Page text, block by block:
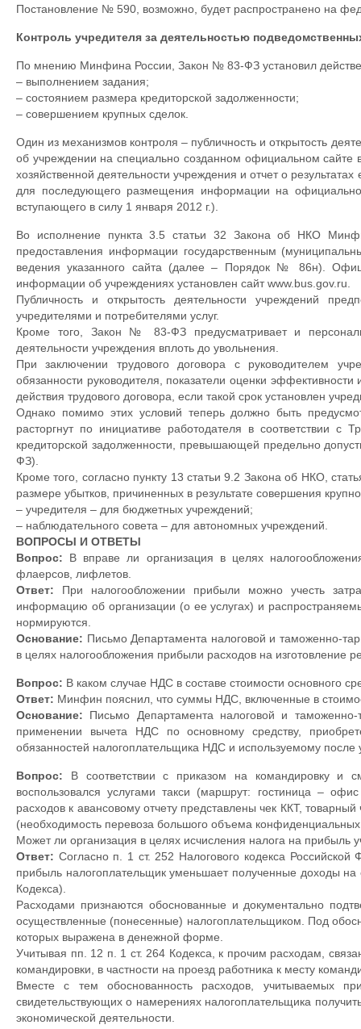
Постановление № 590, возможно, будет распространено на
Контроль учредителя за деятельностью
По мнению Минфина России, Закон № 83-ФЗ установил
– выполнением задания;
– состоянием размера кредиторской задолженности;
– совершением крупных сделок.
Один из механизмов контроля – публичность и открытость
об учреждении на специально созданном официальном
хозяйственной деятельности учреждения и отчет о
для последующего размещения информации на
вступающего в силу 1 января 2012 г.).
Во исполнение пункта 3.5 статьи 32 Закона об НКО
предоставления информации государственным
ведения указанного сайта (далее – Порядок № 86н).
информации об учреждениях установлен сайт www.bus.gov.ru.
Публичность и открытость деятельности учреждений
учредителями и потребителями услуг.
Кроме того, Закон № 83-ФЗ предусматривает и
деятельности учреждения вплоть до увольнения.
При заключении трудового договора с руководителем
обязанности руководителя, показатели оценки эффективности
действия трудового договора, если такой срок установлен
Однако помимо этих условий теперь должно быть
расторгнут по инициативе работодателя в соответствии
кредиторской задолженности, превышающей предельно
ФЗ).
Кроме того, согласно пункту 13 статьи 9.2 Закона об НКО,
размере убытков, причиненных в результате совершения
– учредителя – для бюджетных учреждений;
– наблюдательного совета – для автономных учреждений.
ВОПРОСЫ И ОТВЕТЫ
Вопрос: В вправе ли организация в целях
флаерсов, лифлетов.
Ответ: При налогообложении прибыли можно учесть
информацию об организации (о ее услугах) и
нормируются.
Основание: Письмо Департамента налоговой и таможенно-
в целях налогообложения прибыли расходов на изготовление
Вопрос: В каком случае НДС в составе стоимости основного
Ответ: Минфин пояснил, что суммы НДС, включенные в
Основание: Письмо Департамента налоговой и
применении вычета НДС по основному средству,
обязанностей налогоплательщика НДС и используемому после
Вопрос: В соответствии с приказом на командировку и
воспользовался услугами такси (маршрут: гостиница –
расходов к авансовому отчету представлены чек ККТ,
(необходимость перевоза большого объема
Может ли организация в целях исчисления налога на прибыль
Ответ: Согласно п. 1 ст. 252 Налогового кодекса
прибыль налогоплательщик уменьшает полученные доходы
Кодекса).
Расходами признаются обоснованные и документально
осуществленные (понесенные) налогоплательщиком. Под
которых выражена в денежной форме.
Учитывая пп. 12 п. 1 ст. 264 Кодекса, к прочим расходам,
командировки, в частности на проезд работника к месту
Вместе с тем обоснованность расходов, учитываемых
свидетельствующих о намерениях налогоплательщика
экономической деятельности.